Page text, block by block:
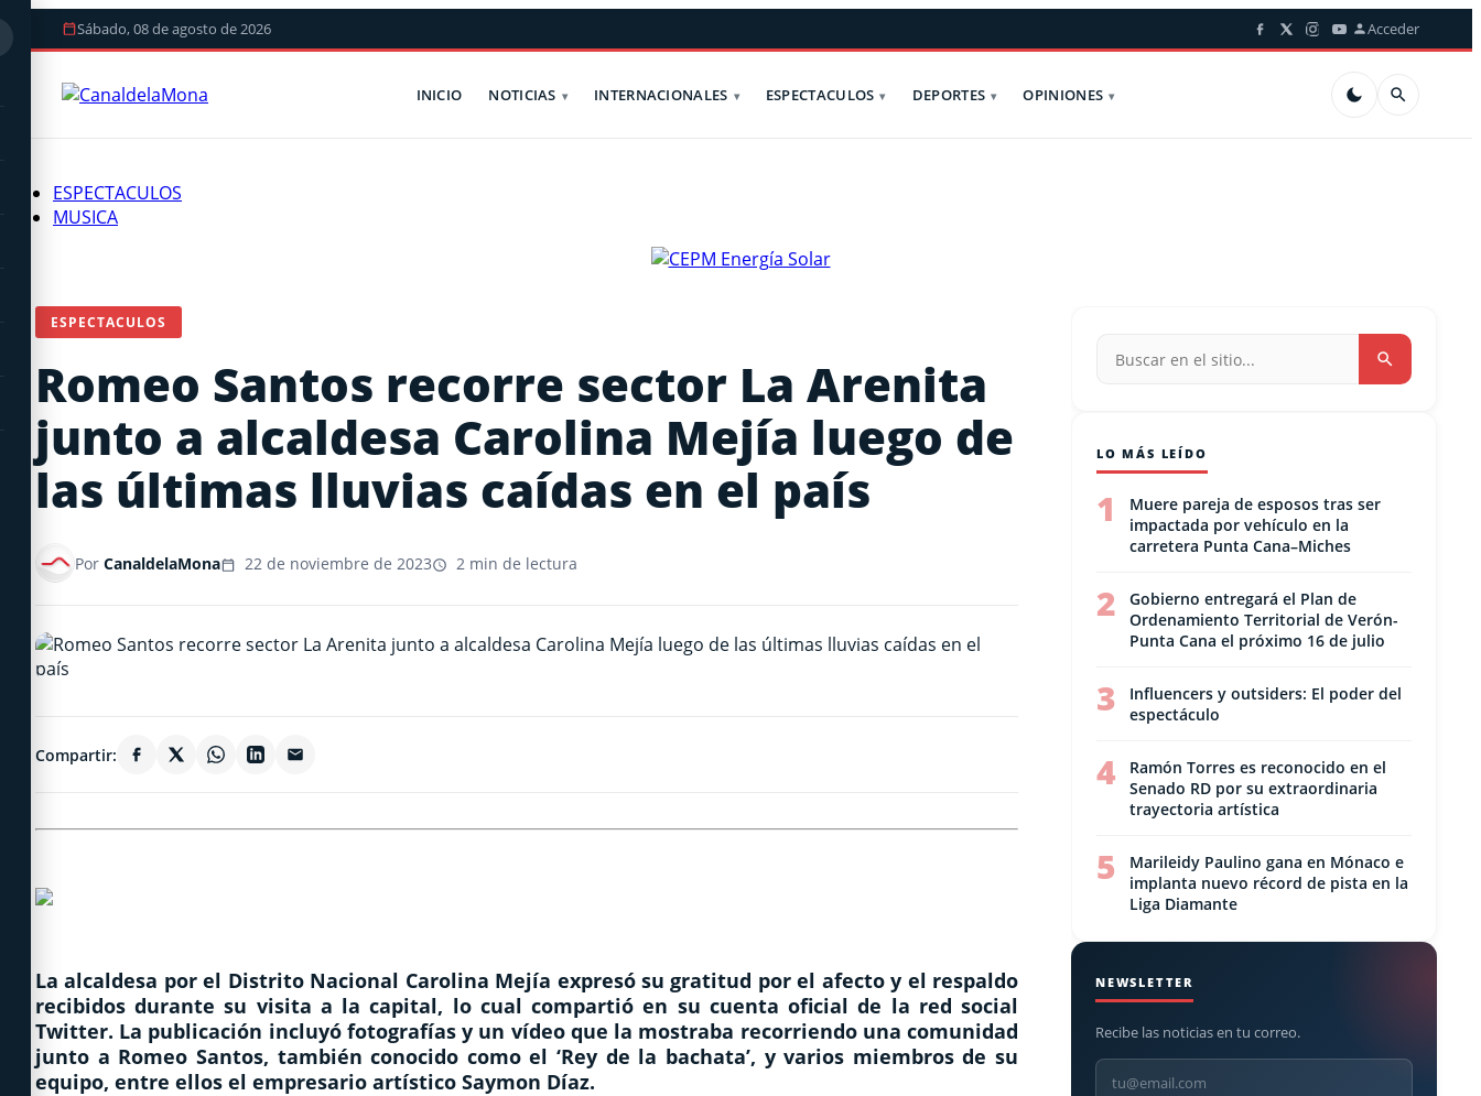
Sábado, 08 de agosto de 2026 Acceder
INICIO NOTICIAS INTERNACIONALES ESPECTACULOS DEPORTES OPINIONES
ESPECTACULOS
MUSICA
ESPECTACULOS
Romeo Santos recorre sector La Arenita
junto a alcaldesa Carolina Mejía luego de
las últimas lluvias caídas en el país
Por CanaldelaMona 22 de noviembre de 2023 2 min de lectura
Compartir:
La alcaldesa por el Distrito Nacional Carolina Mejía expresó su gratitud por el afecto y el respaldo
recibidos durante su visita a la capital, lo cual compartió en su cuenta oficial de la red social
Twitter. La publicación incluyó fotografías y un vídeo que la mostraba recorriendo una comunidad
junto a Romeo Santos, también conocido como el ‘Rey de la bachata’, y varios miembros de su
equipo, entre ellos el empresario artístico Saymon Díaz.
LO MÁS LEÍDO
1
Muere pareja de esposos tras ser
impactada por vehículo en la
carretera Punta Cana–Miches
2
Gobierno entregará el Plan de
Ordenamiento Territorial de Verón-
Punta Cana el próximo 16 de julio
3
Influencers y outsiders: El poder del
espectáculo
4
Ramón Torres es reconocido en el
Senado RD por su extraordinaria
trayectoria artística
5
Marileidy Paulino gana en Mónaco e
implanta nuevo récord de pista en la
Liga Diamante
NEWSLETTER
Recibe las noticias en tu correo.